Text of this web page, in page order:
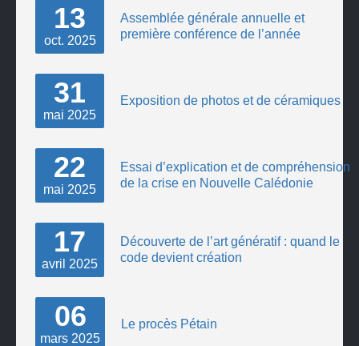
13
oct. 2025
Assemblée générale annuelle et
première conférence de l’année
31
mai 2025
Exposition de photos et de céramiques
22
mai 2025
Essai d’explication et de compréhension
de la crise en Nouvelle Calédonie
17
avril 2025
Découverte de l’art génératif : quand le
code devient création
06
mars 2025
Le procès Pétain